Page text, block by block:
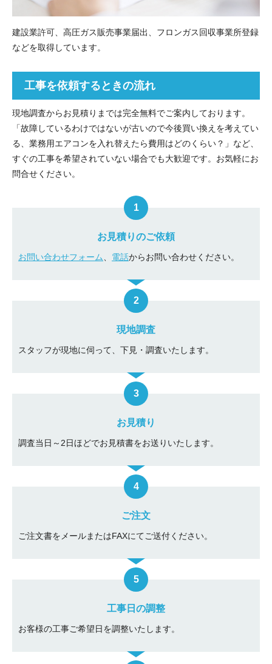
建設業許可、高圧ガス販売事業届出、フロンガス回収事業所登録
などを取得しています。
工事を依頼するときの流れ
現地調査からお見積りまでは完全無料でご案内しております。
「故障しているわけではないが古いので今後買い換えを考えてい
る、業務用エアコンを入れ替えたら費用はどのくらい？」など、
すぐの工事を希望されていない場合でも大歓迎です。お気軽にお
問合せください。
お見積りのご依頼
お問い合わせフォーム 電話からお問い合わせください。
現地調査
スタッフが現地に伺って、下見・調査いたします。
お見積り
調査当日～2日ほどでお見積書をお送りいたします。
ご注文
ご注文書をメールまたはFAXにてご送付ください。
工事日の調整
お客様の工事ご希望日を調整いたします。